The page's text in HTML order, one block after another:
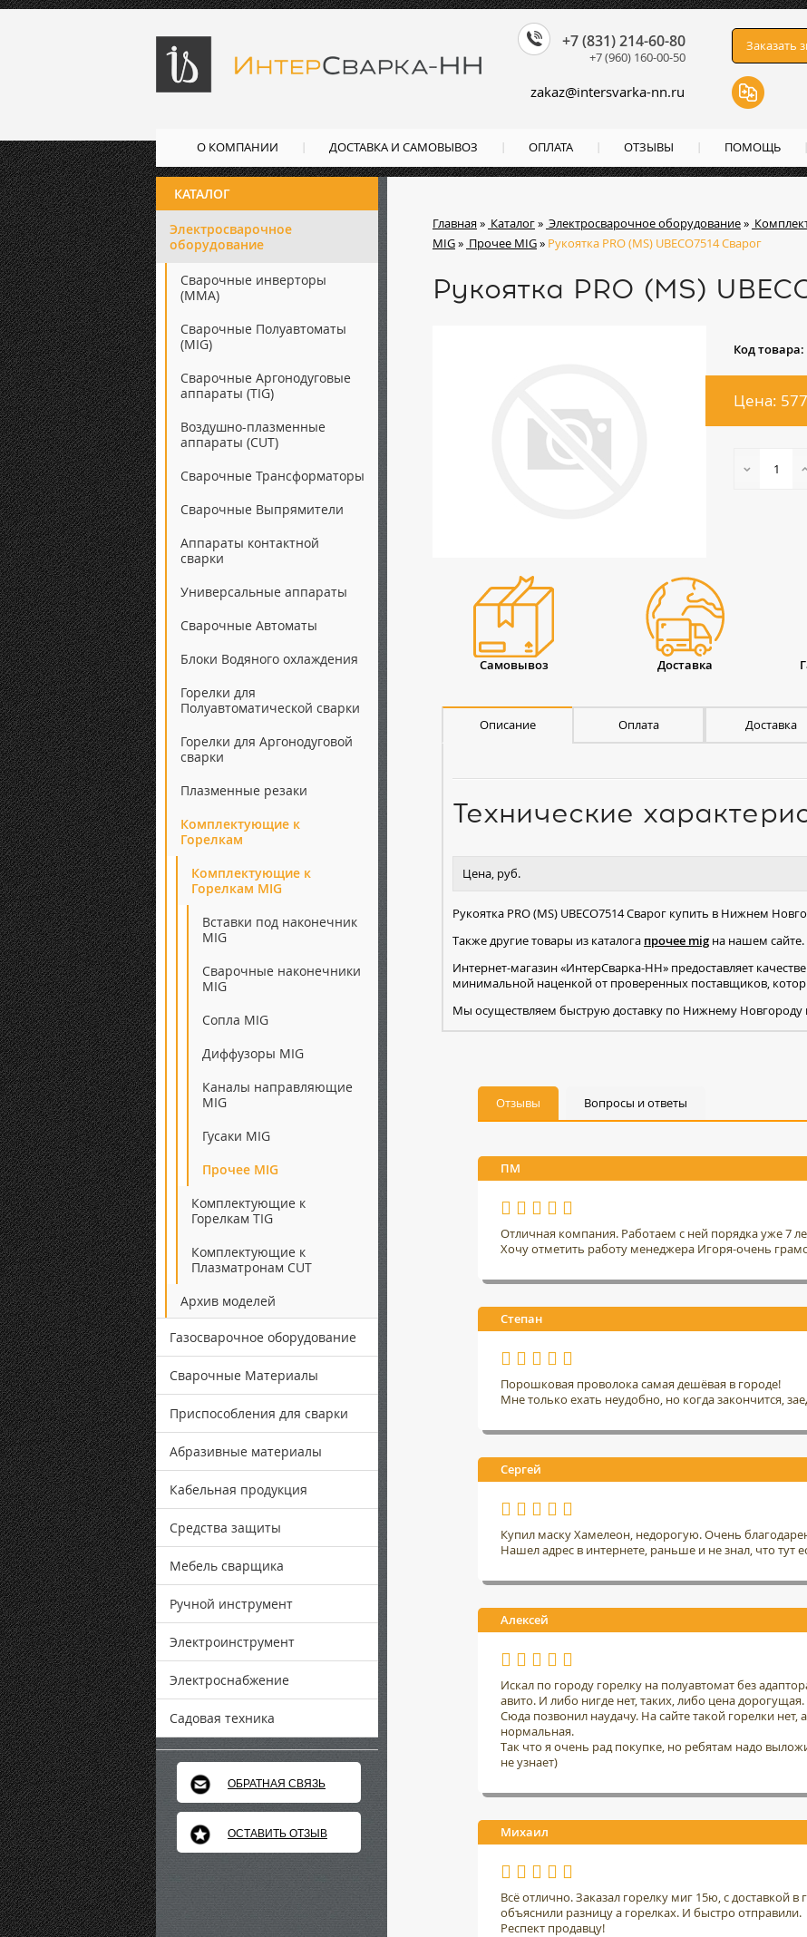
Главная» Каталог» Электросварочное оборудование»
MIG» Прочее MIG» Рукоятка PRO (MS) UBECO7514 Сварог
Рукоятка PRO (MS)
Код товара:
Цена: 577
Самовывоз Доставка
Описание Оплата Доставка
Технические
Цена, руб.
Рукоятка PRO (MS) UBECO7514 Сварог купить в Нижнем
Также другие товары из каталога прочее mig на нашем сайте.
Интернет-магазин «ИнтерСварка-НН» предоставляет
минимальной наценкой от проверенных поставщиков,
Мы осуществляем быструю доставку по Нижнему Новгороду
Отзывы Вопросы и ответы
ПМ
Отличная компания. Работаем с ней порядка уже 7
Хочу отметить работу менеджера Игоря-очень
Степан
Порошковая проволока самая дешёвая в городе!
Мне только ехать неудобно, но когда закончится,
Сергей
Купил маску Хамелеон, недорогую. Очень
Нашел адрес в интернете, раньше и не знал, что тут
Алексей
Искал по городу горелку на полуавтомат без
авито. И либо нигде нет, таких, либо цена дорогущая.
Сюда позвонил наудачу. На сайте такой горелки нет,
нормальная.
Так что я очень рад покупке, но ребятам надо
не узнает)
Михаил
Всё отлично. Заказал горелку миг 15ю, с доставкой
объяснили разницу а горелках. И быстро отправили.
Респект продавцу!
КАТАЛОГ
Электросварочное
оборудование
Сварочные инверторы
(ММА)
Сварочные Полуавтоматы
(MIG)
Сварочные Аргонодуговые
аппараты (TIG)
Воздушно-плазменные
аппараты (CUT)
Сварочные Трансформаторы
Сварочные Выпрямители
Аппараты контактной
сварки
Универсальные аппараты
Сварочные Автоматы
Блоки Водяного охлаждения
Горелки для
Полуавтоматической сварки
Горелки для Аргонодуговой
сварки
Плазменные резаки
Комплектующие к
Горелкам
Комплектующие к
Горелкам MIG
Вставки под наконечник
MIG
Сварочные наконечники
MIG
Сопла MIG
Диффузоры MIG
Каналы направляющие
MIG
Гусаки MIG
Прочее MIG
Комплектующие к
Горелкам TIG
Комплектующие к
Плазматронам CUT
Архив моделей
Газосварочное оборудование
Сварочные Материалы
Приспособления для сварки
Абразивные материалы
Кабельная продукция
Средства защиты
Мебель сварщика
Ручной инструмент
Электроинструмент
Электроснабжение
Садовая техника
ОБРАТНАЯ СВЯЗЬ
ОСТАВИТЬ ОТЗЫВ
Заказать
zakaz@intersvarka-nn.ru
+7 (831) 214-60-80
+7 (960) 160-00-50
О КОМПАНИИ ДОСТАВКА И САМОВЫВОЗ ОПЛАТА ОТЗЫВЫ ПОМОЩЬ